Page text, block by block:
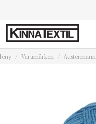
Varumärken Austermann